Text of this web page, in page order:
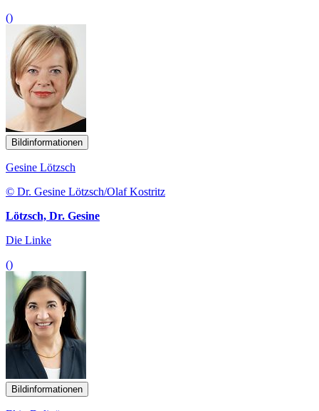
()
Bildinformationen
Gesine Lötzsch
© Dr. Gesine Lötzsch/Olaf Kostritz
Lötzsch, Dr. Gesine
Die Linke
()
Bildinformationen